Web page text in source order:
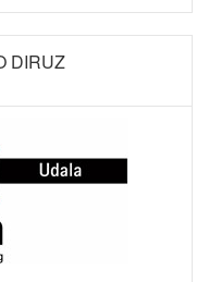
DIRUZ